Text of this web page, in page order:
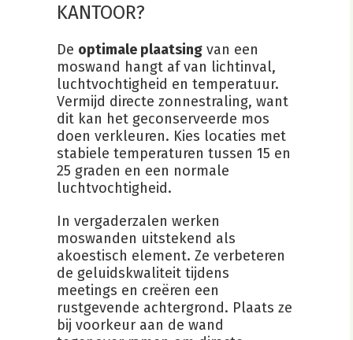
KANTOOR?
De optimale plaatsing van een
moswand hangt af van lichtinval,
luchtvochtigheid en temperatuur.
Vermijd directe zonnestraling, want
dit kan het geconserveerde mos
doen verkleuren. Kies locaties met
stabiele temperaturen tussen 15 en
25 graden en een normale
luchtvochtigheid.
In vergaderzalen werken
moswanden uitstekend als
akoestisch element. Ze verbeteren
de geluidskwaliteit tijdens
meetings en creëren een
rustgevende achtergrond. Plaats ze
bij voorkeur aan de wand